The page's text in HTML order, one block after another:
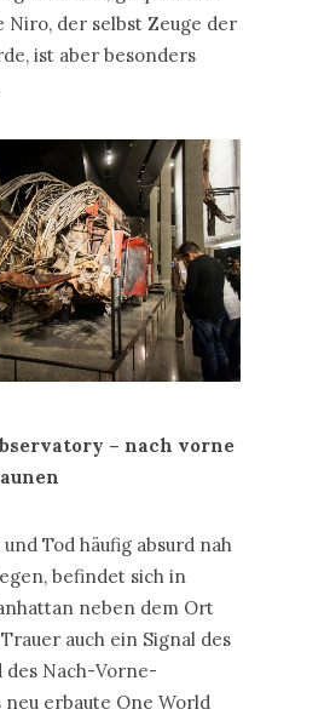
Niro, der selbst Zeuge der
ist aber besonders
– nach vorne
Tod häufig absurd nah
befindet sich in
neben dem Ort
auch ein Signal des
des Nach-Vorne-
neu erbaute One World